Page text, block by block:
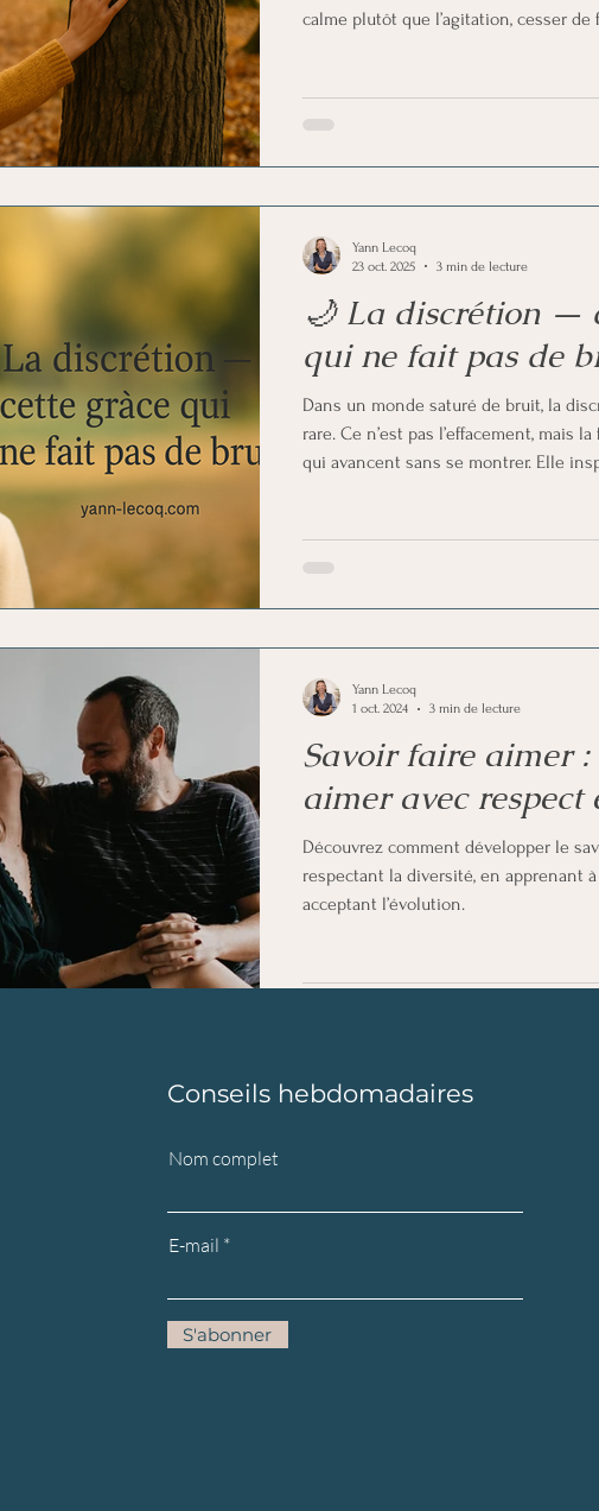
calme plutôt que l’agitation, cesser de
intelligence de vie. Elle clarifie les
l’essentiel.
🌙 La discrétion —
qui ne fait pas de
Dans un monde saturé de bruit, la
rare. Ce n’est pas l’effacement, mais
qui avancent sans se montrer. Elle
d’exister avec vérité, douceur et
Yann Lecoq
23 oct. 2025
3 min de lecture
Savoir faire aimer
aimer avec respect
Découvrez comment développer le
respectant la diversité, en apprenant
acceptant l’évolution.
Yann Lecoq
1 oct. 2024
3 min de lecture
Conseils hebdomadaires
Nom complet
E-mail
S'abonner